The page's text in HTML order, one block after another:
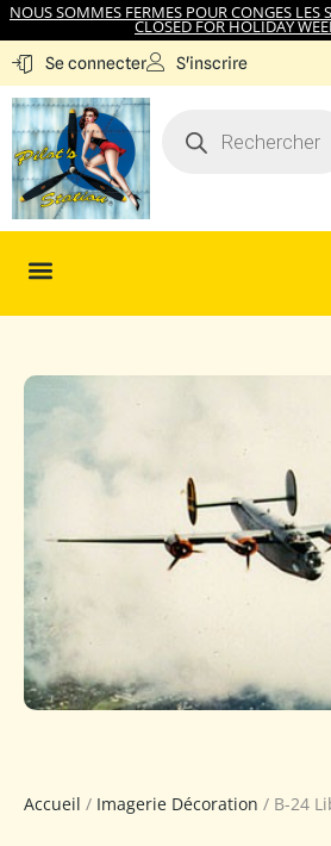
NOUS SOMMES FERMES POUR CONGES LES
CLOSED FOR HOLIDAY
Se connecter S'inscrire
Accueil / Imagerie Décoration / B-24